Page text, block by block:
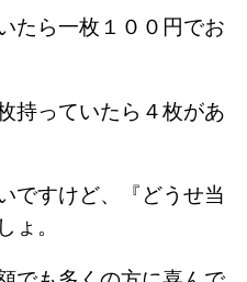
たら一枚１００円でお
持っていたら４枚があ
ですけど、『どうせ当
ょ。